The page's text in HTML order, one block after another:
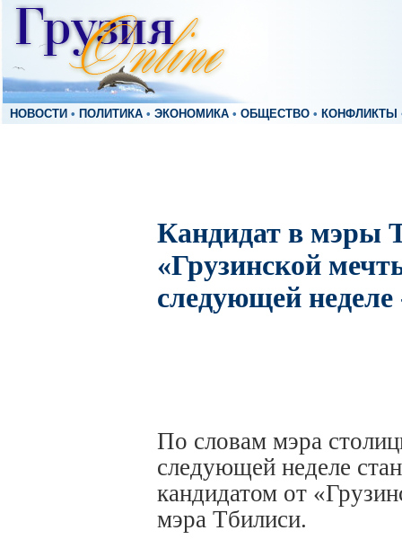
НОВОСТИ • ПОЛИТИКА • ЭКОНОМИКА • ОБЩЕСТВО • КОНФЛИКТЫ
Кандидат в мэры
«Грузинской
следующей неделе
По словам мэра
следующей неделе
кандидатом от
мэра Тбилиси.